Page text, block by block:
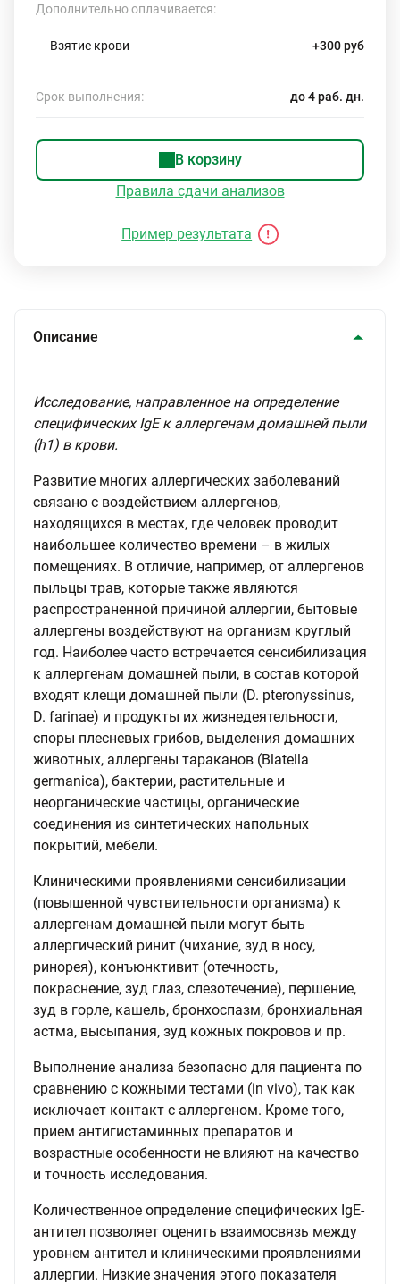
Дополнительно оплачивается:
Взятие крови +300 руб
Срок выполнения: до 4 раб. дн.
В корзину
Правила сдачи анализов
Пример результата
Описание
Исследование, направленное на определение
специфических IgE к аллергенам домашней пыли
(h1) в крови.
Развитие многих аллергических заболеваний
связано с воздействием аллергенов,
находящихся в местах, где человек проводит
наибольшее количество времени – в жилых
помещениях. В отличие, например, от аллергенов
пыльцы трав, которые также являются
распространенной причиной аллергии, бытовые
аллергены воздействуют на организм круглый
год. Наиболее часто встречается сенсибилизация
к аллергенам домашней пыли, в состав которой
входят клещи домашней пыли (D. pteronyssinus,
D. farinae) и продукты их жизнедеятельности,
споры плесневых грибов, выделения домашних
животных, аллергены тараканов (Blatella
germanica), бактерии, растительные и
неорганические частицы, органические
соединения из синтетических напольных
покрытий, мебели.
Клиническими проявлениями сенсибилизации
(повышенной чувствительности организма) к
аллергенам домашней пыли могут быть
аллергический ринит (чихание, зуд в носу,
ринорея), конъюнктивит (отечность,
покраснение, зуд глаз, слезотечение), першение,
зуд в горле, кашель, бронхоспазм, бронхиальная
астма, высыпания, зуд кожных покровов и пр.
Выполнение анализа безопасно для пациента по
сравнению с кожными тестами (in vivo), так как
исключает контакт с аллергеном. Кроме того,
прием антигистаминных препаратов и
возрастные особенности не влияют на качество
и точность исследования.
Количественное определение специфических IgE-
антител позволяет оценить взаимосвязь между
уровнем антител и клиническими проявлениями
аллергии. Низкие значения этого показателя